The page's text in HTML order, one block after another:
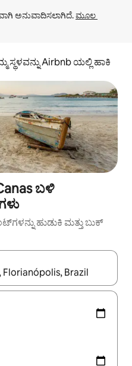
ಅನುವಾದಿಸಲಾಗಿದೆ. ಮೂಲ
ಸ್ಥಳವನ್ನು Airbnb ಯಲ್ಲಿ ಹಾಕಿ
ಬಳಿ
ಹುಡುಕಿ ಮತ್ತು ಬುಕ್
ಡೌನ್ ಬಾಣದ ಕೀಲಿಗಳೊಂದಿಗೆ